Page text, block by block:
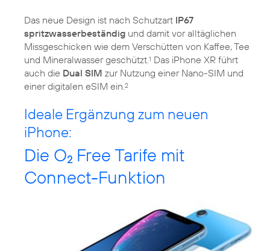
Das neue Design ist nach Schutzart IP67
spritzwasserbeständig und damit vor alltäglichen
Missgeschicken wie dem Verschütten von Kaffee, Tee
und Mineralwasser geschützt. 1 Das iPhone XR führt
auch die Dual SIM zur Nutzung einer Nano-SIM und
einer digitalen eSIM ein. 2
Ideale Ergänzung zum neuen
iPhone:
Die O2 Free Tarife mit
Connect-Funktion